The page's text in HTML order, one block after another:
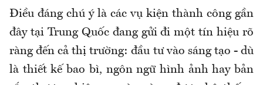
Điều đáng chú ý là các vụ kiện thành công gần
đây tại Trung Quốc đang gửi đi một tín hiệu rõ
ràng đến cả thị trường: đầu tư vào sáng tạo - dù
là thiết kế bao bì, ngôn ngữ hình ảnh hay bản